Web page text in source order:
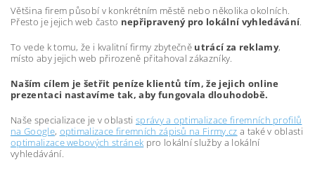
Většina firem působí v konkrétním městě nebo několika okolních.
Přesto je jejich web často nepřipravený pro lokální vyhledávání.
To vede k tomu, že i kvalitní firmy zbytečně utrácí za reklamy,
místo aby jejich web přirozeně přitahoval zákazníky.
Naším cílem je šetřit peníze klientů tím, že jejich online
prezentaci nastavíme tak, aby fungovala dlouhodobě.
Naše specializace je v oblasti správy a optimalizace firemních profilů
na Google, optimalizace firemních zápisů na Firmy.cz a také v oblasti
optimalizace webových stránek pro lokální služby a lokální
vyhledávání.